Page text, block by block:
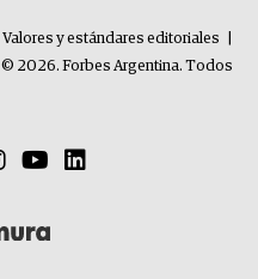
Valores y estándares editoriales
© 2026. Forbes Argentina. Todos